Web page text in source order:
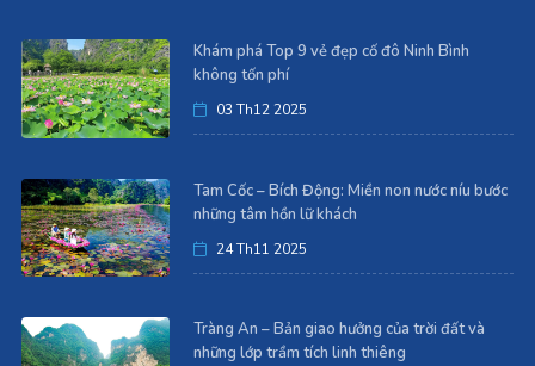
Khám phá Top 9 vẻ đẹp cố đô Ninh Bình
không tốn phí
03 Th12 2025
Tam Cốc – Bích Động: Miền non nước níu bước
những tâm hồn lữ khách
24 Th11 2025
Tràng An – Bản giao hưởng của trời đất và
những lớp trầm tích linh thiêng